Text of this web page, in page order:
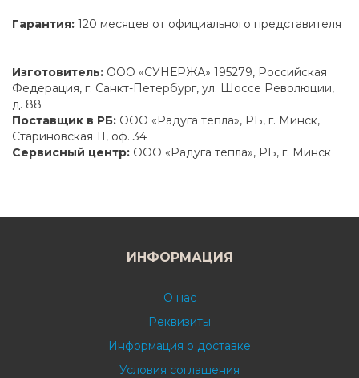
Гарантия: 120 месяцев от официального представителя
Изготовитель: ООО «СУНЕРЖА» 195279, Российская
Федерация, г. Санкт-Петербург, ул. Шоссе Революции,
д. 88
Поставщик в РБ: ООО «Радуга тепла», РБ, г. Минск,
Стариновская 11, оф. 34
Сервисный центр: ООО «Радуга тепла», РБ, г. Минск
ИНФОРМАЦИЯ
О нас
Реквизиты
Информация о доставке
Условия соглашения